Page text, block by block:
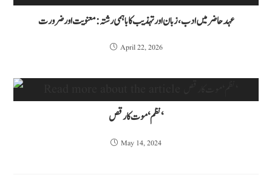
عہد حاضر میں ادب، زبان اور تہذیب کا باہمی رشتہ: معنویت اور ضرورت
April 22, 2026
نظم ‘موت کا رقص ‘
May 14, 2024